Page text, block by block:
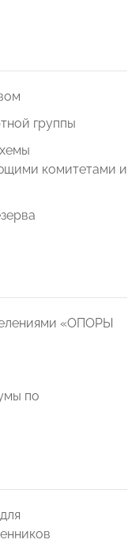
группы
комитетами и
«ОПОРЫ
по